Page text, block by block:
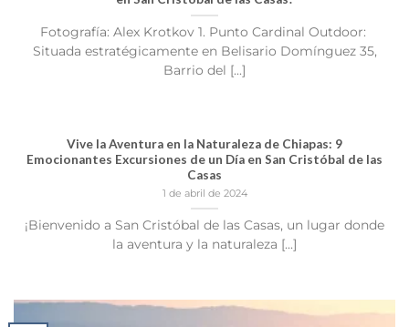
Fotografía: Alex Krotkov 1. Punto Cardinal Outdoor:
Situada estratégicamente en Belisario Domínguez 35,
Barrio del [...]
Vive la Aventura en la Naturaleza de Chiapas: 9
Emocionantes Excursiones de un Día en San Cristóbal de las
Casas
1 de abril de 2024
¡Bienvenido a San Cristóbal de las Casas, un lugar donde
la aventura y la naturaleza [...]